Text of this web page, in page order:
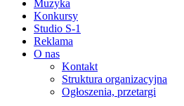
Muzyka
Konkursy
Studio S-1
Reklama
O nas
Kontakt
Struktura organizacyjna
Ogłoszenia, przetargi